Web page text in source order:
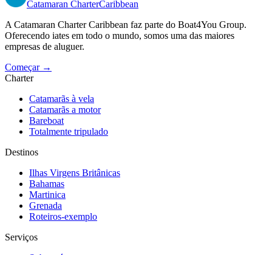
Catamaran CharterCaribbean
A Catamaran Charter Caribbean faz parte do Boat4You Group.
Oferecendo iates em todo o mundo, somos uma das maiores
empresas de aluguer.
Começar →
Charter
Catamarãs à vela
Catamarãs a motor
Bareboat
Totalmente tripulado
Destinos
Ilhas Virgens Britânicas
Bahamas
Martinica
Grenada
Roteiros-exemplo
Serviços